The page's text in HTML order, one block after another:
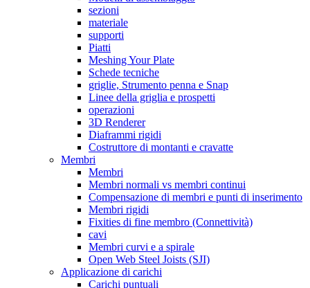
sezioni
materiale
supporti
Piatti
Meshing Your Plate
Schede tecniche
griglie, Strumento penna e Snap
Linee della griglia e prospetti
operazioni
3D Renderer
Diaframmi rigidi
Costruttore di montanti e cravatte
Membri
Membri
Membri normali vs membri continui
Compensazione di membri e punti di inserimento
Membri rigidi
Fixities di fine membro (Connettività)
cavi
Membri curvi e a spirale
Open Web Steel Joists (SJI)
Applicazione di carichi
Carichi puntuali